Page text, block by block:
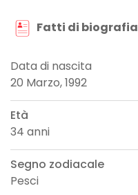
Fatti di biografia
Data di nascita
20 Marzo, 1992
Età
34 anni
Segno zodiacale
Pesci